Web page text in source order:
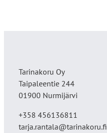
Tarinakoru Oy
Taipaleentie 244
01900 Nurmijärvi
+358 456136811
tarja.rantala@tarinakoru.fi